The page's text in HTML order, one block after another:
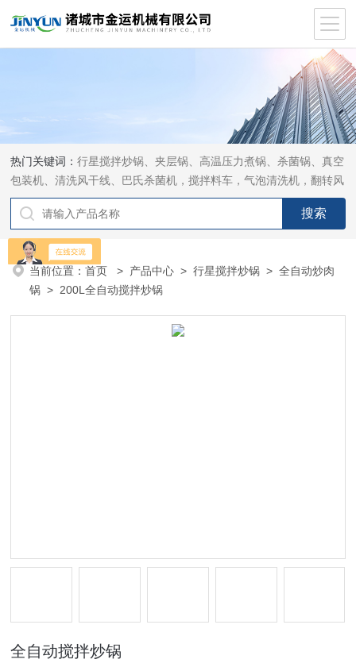
热门关键词：行星搅拌炒锅、夹层锅、高温压力煮锅、杀菌锅、真空
包装机、清洗风干线、巴氏杀菌机，搅拌料车，气泡清洗机，翻转风
干机
当前位置：首页 > 产品中心 >行星搅拌炒锅 >全自动炒肉
锅 > 200L全自动搅拌炒锅
全自动搅拌炒锅